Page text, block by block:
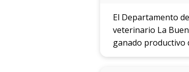
El Departamento
veterinario La
ganado productivo